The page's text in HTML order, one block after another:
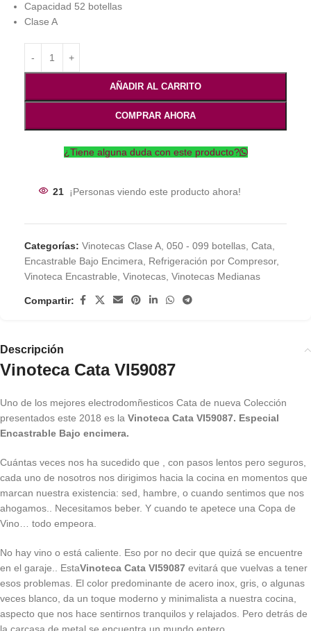
Capacidad 52 botellas
Clase A
AÑADIR AL CARRITO
COMPRAR AHORA
¿Tiene alguna duda con este producto?
21 ¡Personas viendo este producto ahora!
Categorías: Vinotecas Clase A 050 - 099 botellas Cata
Encastrable Bajo Encimera
Refrigeración por Compresor,
Vinoteca Encastrable Vinotecas Vinotecas Medianas
Compartir:
Descripción
Vinoteca Cata VI59087
Uno de los mejores electrodomñesticos Cata de nueva Colección
presentados este 2018 es la Vinoteca Cata VI59087. Especial
Encastrable Bajo encimera.
Cuántas veces nos ha sucedido que , con pasos lentos pero seguros,
cada uno de nosotros nos dirigimos hacia la cocina en momentos que
marcan nuestra existencia: sed, hambre, o cuando sentimos que nos
ahogamos.. Necesitamos beber. Y cuando te apetece una Copa de
Vino… todo empeora.
No hay vino o está caliente. Eso por no decir que quizá se encuentre
en el garaje.. EstaVinoteca Cata VI59087 evitará que vuelvas a tener
esos problemas. El color predominante de acero inox, gris, o algunas
veces blanco, da un toque moderno y minimalista a nuestra cocina,
aspecto que nos hace sentirnos tranquilos y relajados. Pero detrás de